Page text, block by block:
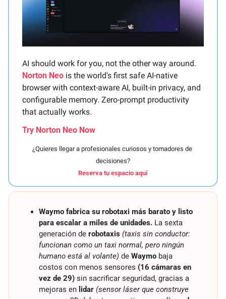
Norton Neo is the world's first safe AI-native
browser with context-aware AI, built-in privacy, and
configurable memory. Zero-prompt productivity
that actually works.
Try Norton Neo Now
¿Quieres llegar a profesionales curiosos y tomadores de
decisiones?
Reserva tu espacio aquí
Waymo fabrica su robotaxi más barato y listo
para escalar a miles de unidades. La sexta
generación de robotaxis (taxis sin conductor:
funcionan como un taxi normal, pero ningún
humano está al volante) de Waymo baja
costos con menos sensores (16 cámaras en
vez de 29) sin sacrificar seguridad, gracias a
mejoras en lidar (sensor láser que construye